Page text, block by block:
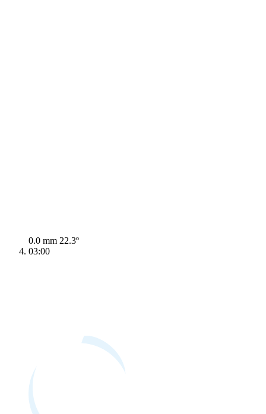
0.0 mm 22.3º
03:00